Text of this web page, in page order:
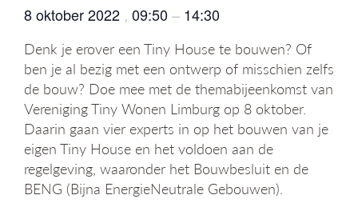
n
n
v
i
8 oktober 2022 , 09:50 – 14:30
Denk je erover een Tiny House te bouwen? Of
ben je al bezig met een ontwerp of misschien zelfs
de bouw? Doe mee met de themabijeenkomst van
Vereniging Tiny Wonen Limburg op 8 oktober.
Daarin gaan vier experts in op het bouwen van je
eigen Tiny House en het voldoen aan de
regelgeving, waaronder het Bouwbesluit en de
BENG (Bijna EnergieNeutrale Gebouwen).